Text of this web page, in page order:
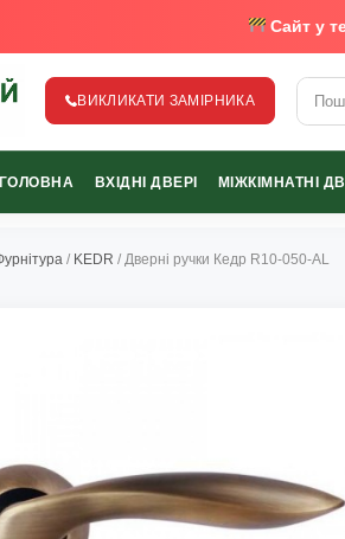
Сайт у
каталог дверей від найкращих
ВИКЛИКАТИ ЗАМІРНИКА
ГОЛОВНА ВХІДНІ ДВЕРІ МІЖКІМНАТНІ
/ KEDR / Дверні ручки Кедр R10-050-AL